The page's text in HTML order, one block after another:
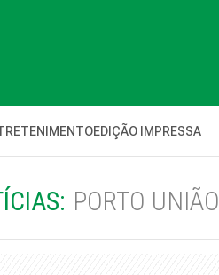
EDIÇÃO IMPRESSA
PORTO UNIÃO